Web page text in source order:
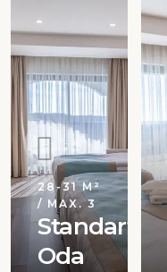
28-31 M²
/ MAX. 3
Standart
Oda